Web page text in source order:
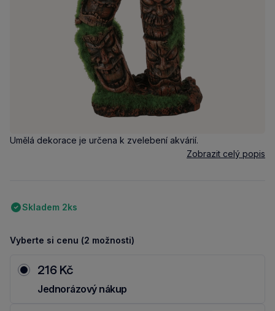
Umělá dekorace je určena k zvelebení akvárií.
Zobrazit celý popis
Skladem 2ks
Vyberte si cenu (2 možnosti)
216 Kč
Jednorázový nákup